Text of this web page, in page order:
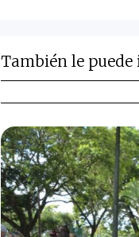
También le puede